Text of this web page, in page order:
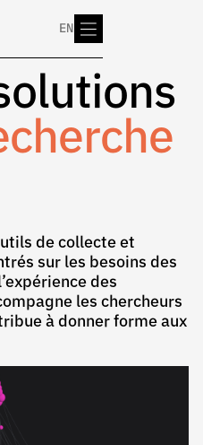
EN
de collecte et
sur les besoins des
des
les chercheurs
à donner forme aux